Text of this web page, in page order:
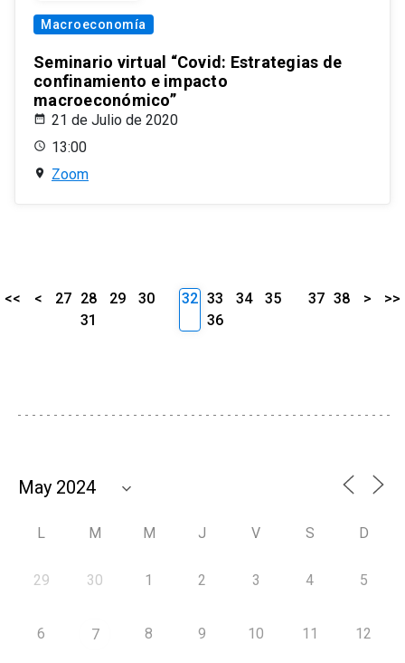
Macroeconomía
Seminario virtual “Covid: Estrategias de
confinamiento e impacto
macroeconómico”
21 de Julio de 2020
13:00
Zoom
<< < 27 28 29
30
31
32 33 34
35
36
37 38 > >>
L M M J V S D
29 30 1 2 3 4 5
6 7 8 9 10 11 12